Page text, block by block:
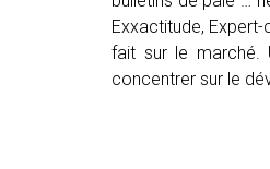
Exxactitude,
fait sur le marché.
concentrer sur le